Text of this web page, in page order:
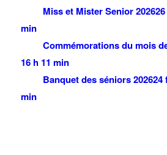
Miss et Mister Senior 2026
min
Commémorations du mois
16 h 11 min
Banquet des séniors 202624
min